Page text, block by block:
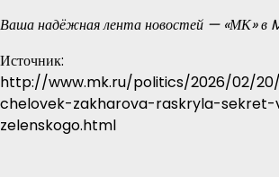
Ваша надёжная лента новостей — «МК» в
Источник:
http://www.mk.ru/politics/2026/02/
chelovek-zakharova-raskryla-sekret-
zelenskogo.html